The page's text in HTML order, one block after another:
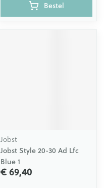
Bestel
Jobst
Jobst Style 20-30 Ad Lfc
Blue 1
€ 69,40